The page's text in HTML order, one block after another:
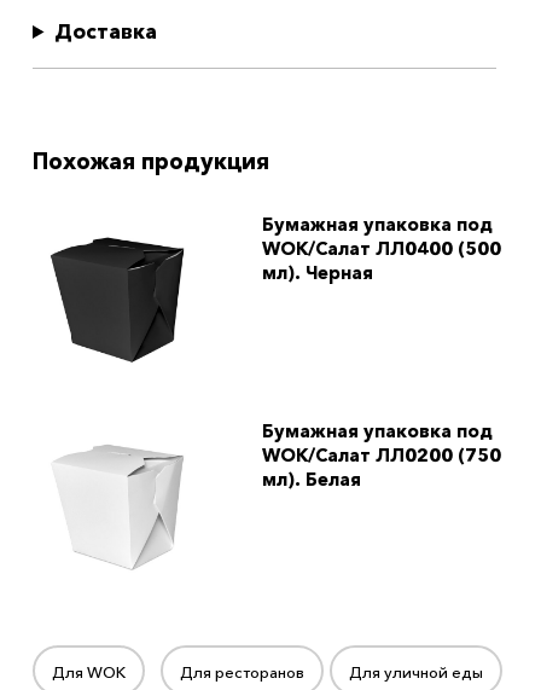
Доставка
Похожая продукция
Бумажная упаковка под
WOK/Салат ЛЛ0400 (500
мл). Черная
Бумажная упаковка под
WOK/Салат ЛЛ0200 (750
мл). Белая
Для WOK Для ресторанов Для уличной еды